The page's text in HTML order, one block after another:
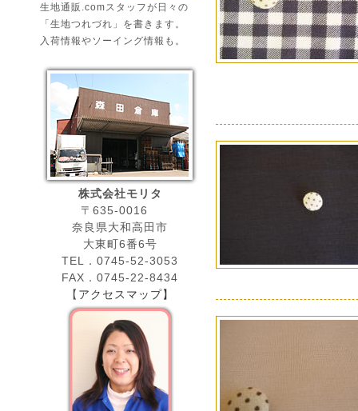
生地通販.comスタッフが日々の
「生地つれづれ」を書きます。
入荷情報やソーイング情報も。
株式会社モリタ
〒635-0016
奈良県大和高田市
大東町6番6号
TEL．0745-52-3053
FAX．0745-22-8434
【 アクセスマップ】